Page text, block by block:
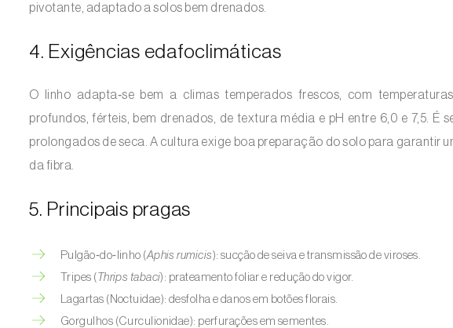
pivotante, adaptado a solos bem drenados.
4. Exigências edafoclimáticas
O linho adapta‑se bem a climas temperados frescos, com
profundos, férteis, bem drenados, de textura média e pH entre 6,0 e 7,5. É
prolongados de seca. A cultura exige boa preparação do solo para garantir
da fibra.
5. Principais pragas
Pulgão‑do‑linho (Aphis rumicis ): sucção de seiva e transmissão de viroses.
Tripes ( Thrips tabaci): prateamento foliar e redução do vigor.
Lagartas (Noctuidae): desfolha e danos em botões florais.
Gorgulhos (Curculionidae): perfurações em sementes.